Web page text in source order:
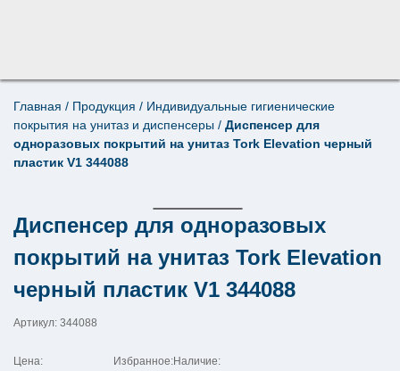
Поиск по товарам
×
Главная / Продукция / Индивидуальные гигиенические
покрытия на унитаз и диспенсеры / Диспенсер для
одноразовых покрытий на унитаз Tork Elevation черный
пластик V1 344088
Диспенсер для одноразовых
покрытий на унитаз Tork Elevation
черный пластик V1 344088
Артикул: 344088
Цена: Избранное:Наличие: